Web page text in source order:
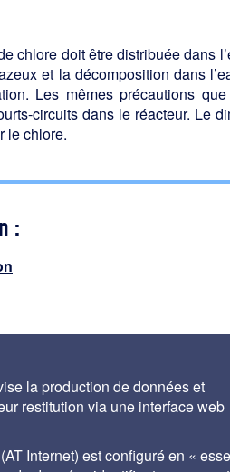
chlore doit être distribuée dans
et la décomposition dans
Les mêmes précautions
circuits dans le réacteur. Le
le chlore.
:
la production de données et
restitution via une interface web
Internet) est configuré en «